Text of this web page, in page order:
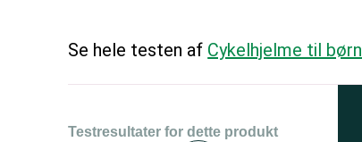
Se hele testen af Cykelhjelme til børn
Testresultater for dette produkt